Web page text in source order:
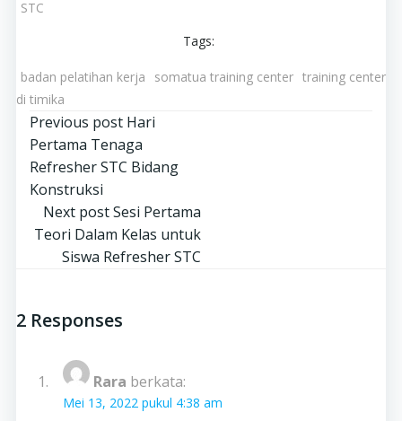
STC
Tags:
badan pelatihan kerja somatua training center training center
di timika
Navigasi
pos
Previous post Hari
Pertama Tenaga
Refresher STC Bidang
Konstruksi
Navigasi
pos
Next postSesi Pertama
Teori Dalam Kelas untuk
Siswa Refresher STC
2 Responses
Rara berkata:
Mei 13, 2022 pukul 4:38 am